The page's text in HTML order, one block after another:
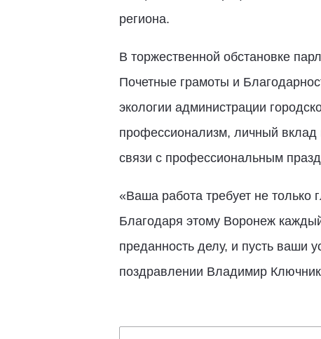
региона.
В торжественной обстановке
Почетные грамоты и
экологии администрации
профессионализм, личный вклад
связи с профессиональным
«Ваша работа требует не только
Благодаря этому Воронеж
преданность делу, и пусть ваши
поздравлении Владимир